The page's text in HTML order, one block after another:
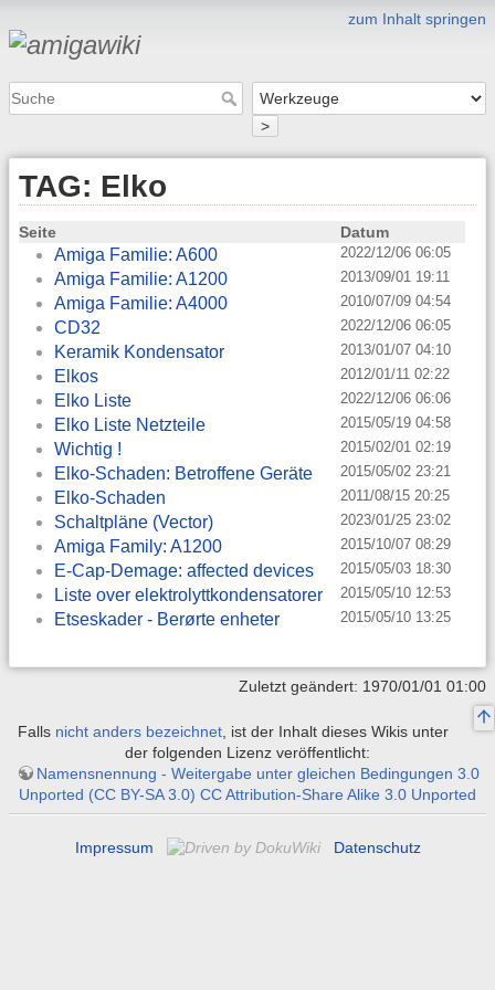
zum Inhalt springen
>
TAG: Elko
Seite Datum
Amiga Familie: A600 2022/12/06 06:05
Amiga Familie: A1200 2013/09/01 19:11
Amiga Familie: A4000 2010/07/09 04:54
CD32 2022/12/06 06:05
Keramik Kondensator 2013/01/07 04:10
Elkos 2012/01/11 02:22
Elko Liste 2022/12/06 06:06
Elko Liste Netzteile 2015/05/19 04:58
Wichtig ! 2015/02/01 02:19
Elko-Schaden: Betroffene Geräte 2015/05/02 23:21
Elko-Schaden 2011/08/15 20:25
Schaltpläne (Vector) 2023/01/25 23:02
Amiga Family: A1200 2015/10/07 08:29
E-Cap-Demage: affected devices 2015/05/03 18:30
Liste over elektrolyttkondensatorer 2015/05/10 12:53
Etseskader - Berørte enheter 2015/05/10 13:25
Zuletzt geändert: 1970/01/01 01:00
Falls nicht anders bezeichnet , ist der Inhalt dieses Wikis unter
der folgenden Lizenz veröffentlicht:
Namensnennung - Weitergabe unter gleichen Bedingungen 3.0
Unported (CC BY-SA 3.0) CC Attribution-Share Alike 3.0 Unported
Impressum Datenschutz